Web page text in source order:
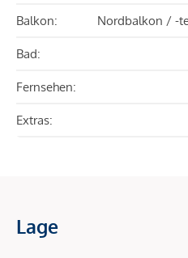
Balkon: Nordbalkon / -
Bad:
Fernsehen:
Extras:
Lage